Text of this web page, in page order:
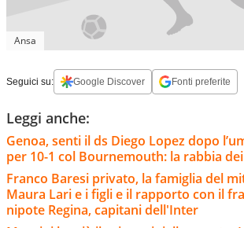
Ansa
Seguici su: Google Discover Fonti preferite
Leggi anche:
Genoa, senti il ds Diego Lopez dopo
per 10-1 col Bournemouth: la rabbia
Franco Baresi privato, la famiglia del
Maura Lari e i figli e il rapporto con il
nipote Regina, capitani dell'Inter